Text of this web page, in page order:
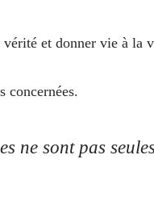
et donner vie à la
concernées.
ne sont pas